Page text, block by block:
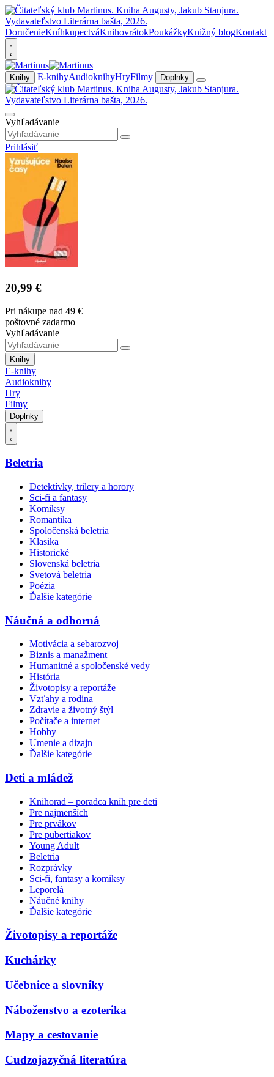
DoručenieKníhkupectváKnihovrátokPoukážkyKnižný blogKontakt
Knihy E-knihyAudioknihyHryFilmy Doplnky
Vyhľadávanie
Prihlásiť
20,99 €
Pri nákupe nad 49 €
poštovné zadarmo
Vyhľadávanie
Knihy
E-knihy
Audioknihy
Hry
Filmy
Doplnky
Beletria
Detektívky, trilery a horory
Sci-fi a fantasy
Komiksy
Romantika
Spoločenská beletria
Klasika
Historické
Slovenská beletria
Svetová beletria
Poézia
Ďalšie kategórie
Náučná a odborná
Motivácia a sebarozvoj
Biznis a manažment
Humanitné a spoločenské vedy
História
Životopisy a reportáže
Vzťahy a rodina
Zdravie a životný štýl
Počítače a internet
Hobby
Umenie a dizajn
Ďalšie kategórie
Deti a mládež
Knihorad – poradca kníh pre deti
Pre najmenších
Pre prvákov
Pre pubertiakov
Young Adult
Beletria
Rozprávky
Sci-fi, fantasy a komiksy
Leporelá
Náučné knihy
Ďalšie kategórie
Životopisy a reportáže
Kuchárky
Učebnice a slovníky
Náboženstvo a ezoterika
Mapy a cestovanie
Cudzojazyčná literatúra